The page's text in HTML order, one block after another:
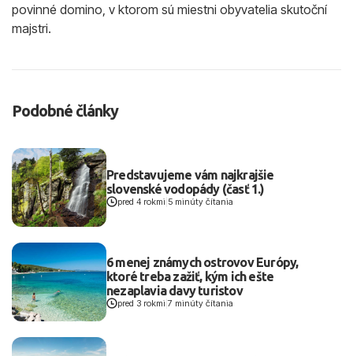
povinné domino, v ktorom sú miestni obyvatelia skutoční
majstri.
Podobné články
Predstavujeme vám najkrajšie
slovenské vodopády (časť 1.)
pred 4 rokmi 5 minúty čítania
6 menej známych ostrovov Európy,
ktoré treba zažiť, kým ich ešte
nezaplavia davy turistov
pred 3 rokmi |7 minúty čítania